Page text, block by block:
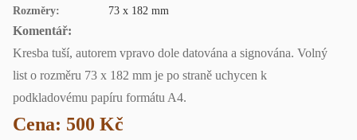
Rozměry:
73 x 182 mm
Komentář:
Kresba tuší, autorem vpravo dole datována a signována. Volný
list o rozměru 73 x 182 mm je po straně uchycen k
podkladovému papíru formátu A4.
Cena: 500 Kč